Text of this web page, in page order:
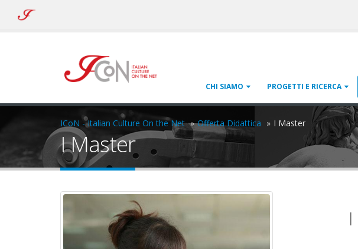
ICoN
CHI SIAMO PROGETTI E RICERCA
ICoN - Italian Culture On the Net Offerta Didattica I Master
I Master
I